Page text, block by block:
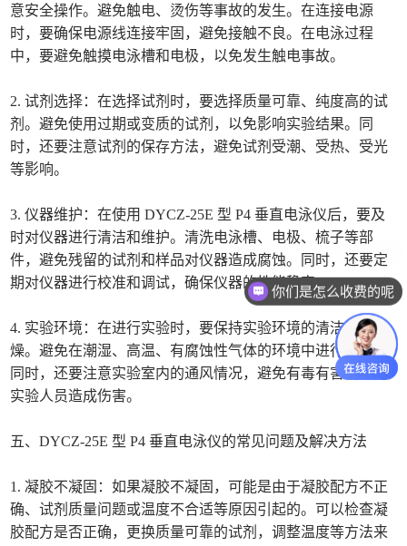
意安全操作。避免触电、烫伤等事故的发生。在连接电源
时，要确保电源线连接牢固，避免接触不良。在电泳过程
中，要避免触摸电泳槽和电极，以免发生触电事故。
2. 试剂选择：在选择试剂时，要选择质量可靠、纯度高的试
剂。避免使用过期或变质的试剂，以免影响实验结果。同
时，还要注意试剂的保存方法，避免试剂受潮、受热、受光
等影响。
3. 仪器维护：在使用 DYCZ-25E 型 P4 垂直电泳仪后，要及
时对仪器进行清洁和维护。清洗电泳槽、电极、梳子等部
件，避免残留的试剂和样品对仪器造成腐蚀。同时，还要定
期对仪器进行校准和调试，确保仪器的性能稳定。
4. 实验环境：在进行实验时，要保持实验环境的清洁和干
燥。避免在潮湿、高温、有腐蚀性气体的环境中进行实验。
同时，还要注意实验室内的通风情况，避免有毒有害气体对
实验人员造成伤害。
五、DYCZ-25E 型 P4 垂直电泳仪的常见问题及解决方法
1. 凝胶不凝固：如果凝胶不凝固，可能是由于凝胶配方不正
确、试剂质量问题或温度不合适等原因引起的。可以检查凝
胶配方是否正确，更换质量可靠的试剂，调整温度等方法来
你们是怎么收费的呢